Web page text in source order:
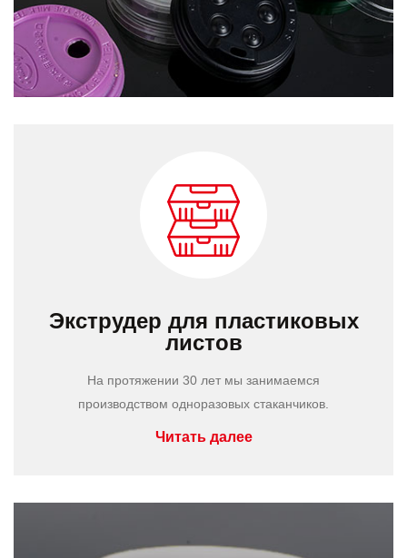
Экструдер для пластиковых
листов
На протяжении 30 лет мы занимаемся
производством одноразовых стаканчиков.
Читать далее